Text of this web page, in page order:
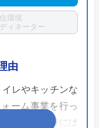
環境
ィネーター
由
レやキッチンな
ーム事業を行っ
が困った時には